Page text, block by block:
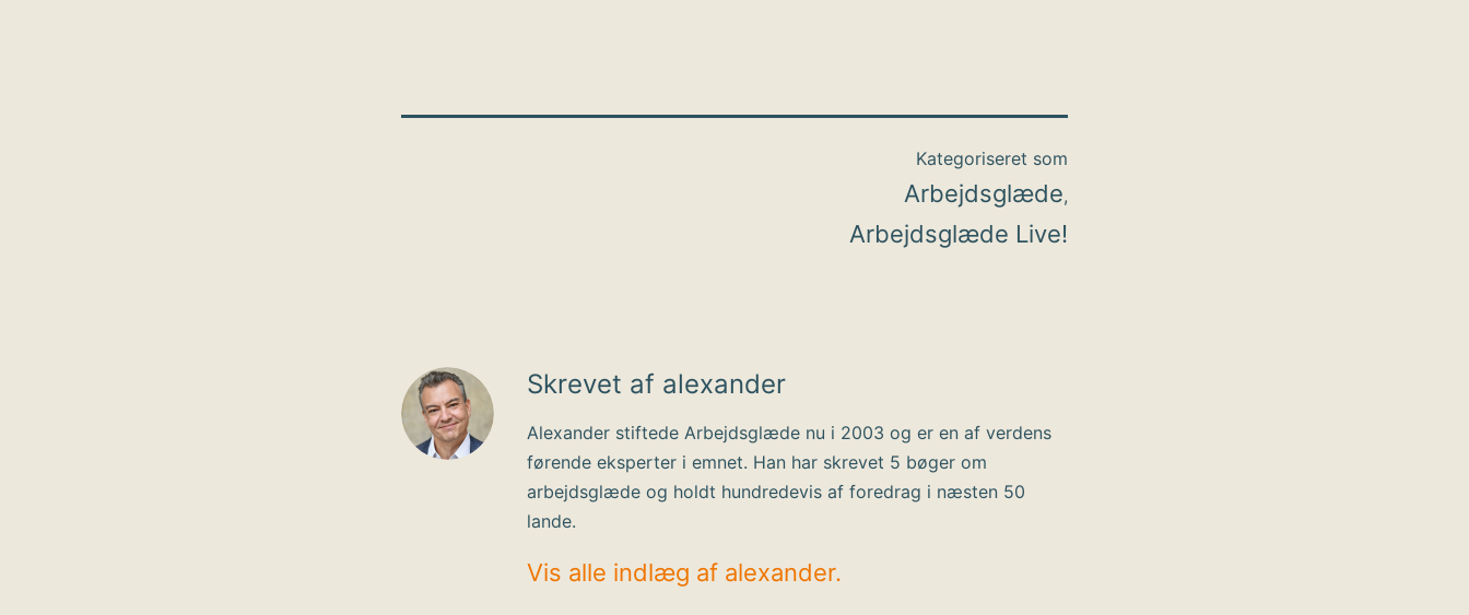
Kategoriseret som
Arbejdsglæde,
Arbejdsglæde Live!
Skrevet af alexander
Alexander stiftede Arbejdsglæde nu i 2003 og er en af verdens
førende eksperter i emnet. Han har skrevet 5 bøger om
arbejdsglæde og holdt hundredevis af foredrag i næsten 50
lande.
Vis alle indlæg af alexander.